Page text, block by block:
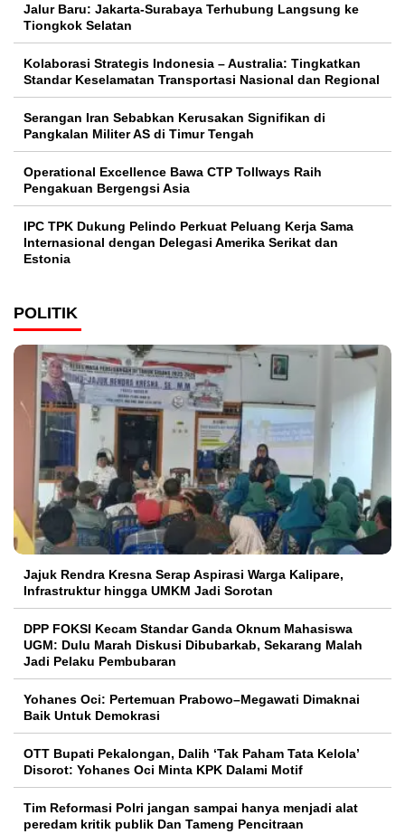
Jalur Baru: Jakarta-Surabaya Terhubung Langsung ke
Tiongkok Selatan
Kolaborasi Strategis Indonesia – Australia: Tingkatkan
Standar Keselamatan Transportasi Nasional dan Regional
Serangan Iran Sebabkan Kerusakan Signifikan di
Pangkalan Militer AS di Timur Tengah
Operational Excellence Bawa CTP Tollways Raih
Pengakuan Bergengsi Asia
IPC TPK Dukung Pelindo Perkuat Peluang Kerja Sama
Internasional dengan Delegasi Amerika Serikat dan
Estonia
POLITIK
Jajuk Rendra Kresna Serap Aspirasi Warga Kalipare,
Infrastruktur hingga UMKM Jadi Sorotan
DPP FOKSI Kecam Standar Ganda Oknum Mahasiswa
UGM: Dulu Marah Diskusi Dibubarkab, Sekarang Malah
Jadi Pelaku Pembubaran
Yohanes Oci: Pertemuan Prabowo–Megawati Dimaknai
Baik Untuk Demokrasi
OTT Bupati Pekalongan, Dalih ‘Tak Paham Tata Kelola’
Disorot: Yohanes Oci Minta KPK Dalami Motif
Tim Reformasi Polri jangan sampai hanya menjadi alat
peredam kritik publik Dan Tameng Pencitraan